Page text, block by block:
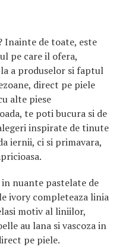
Inainte de toate, este
pe care il ofera,
a produselor si faptul
direct pe piele
alte piese
te poti bucura si de
inspirate de tinute
iernii, ci si primavara,
nuante pastelate de
ivory completeaza linia
motiv al liniilor,
au lana si vascoza in
pe piele.